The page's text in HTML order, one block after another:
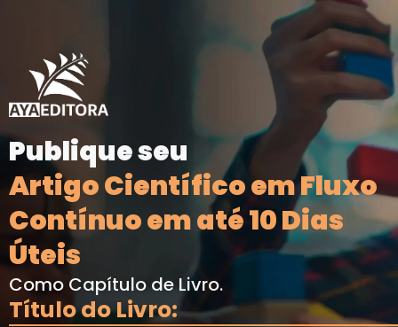
Publique seu
Artigo Científico em Fluxo
Contínuo em até 10 Dias
Úteis
Como Capítulo de Livro.
Título do Livro: